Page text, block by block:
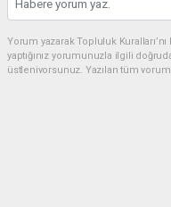
Yorum yazarak Topluluk
yaptığınız yorumunuzla ilgili
üstleniyorsunuz. Yazılan tüm